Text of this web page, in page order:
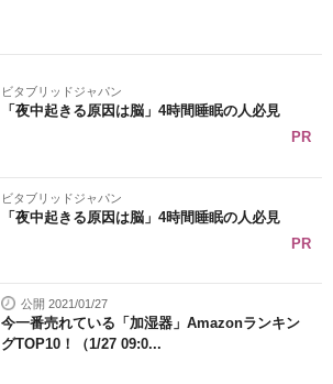
ビタブリッドジャパン
「夜中起きる原因は脳」4時間睡眠の人必見
PR
ビタブリッドジャパン
「夜中起きる原因は脳」4時間睡眠の人必見
PR
公開 2021/01/27
今一番売れている「加湿器」Amazonランキン
グTOP10！（1/27 09:0...